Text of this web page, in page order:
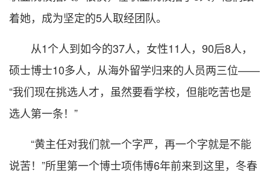
着她，成为坚定的5人取经团队。
从1个人到如今的37人，女性11人，90后8人，
硕士博士10多人，从海外留学归来的人员两三位——
“我们现在挑选人才，虽然要看学校，但能吃苦也是
选人第一条！”
“黄主任对我们就一个字严，再一个字就是不能
说苦！”所里第一个博士项伟博6年前来到这里，冬春